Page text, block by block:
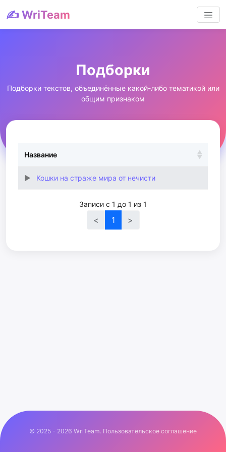
✍️ WriTeam
Подборки
Подборки текстов, объединённые какой-либо тематикой или
общим признаком
Название
Кошки на страже мира от нечисти
Записи с 1 до 1 из 1
< 1 >
© 2025 - 2026 WriTeam. Пользовательское соглашение